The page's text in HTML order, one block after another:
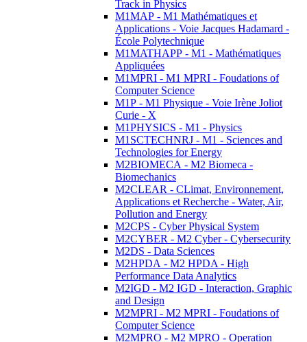
Track in Physics
M1MAP - M1 Mathématiques et
Applications - Voie Jacques Hadamard -
École Polytechnique
M1MATHAPP - M1 - Mathématiques
Appliquées
M1MPRI - M1 MPRI - Foudations of
Computer Science
M1P - M1 Physique - Voie Irène Joliot
Curie - X
M1PHYSICS - M1 - Physics
M1SCTECHNRJ - M1 - Sciences and
Technologies for Energy
M2BIOMECA - M2 Biomeca -
Biomechanics
M2CLEAR - CLimat, Environnement,
Applications et Recherche - Water, Air,
Pollution and Energy
M2CPS - Cyber Physical System
M2CYBER - M2 Cyber - Cybersecurity
M2DS - Data Sciences
M2HPDA - M2 HPDA - High
Performance Data Analytics
M2IGD - M2 IGD - Interaction, Graphic
and Design
M2MPRI - M2 MPRI - Foudations of
Computer Science
M2MPRO - M2 MPRO - Operation